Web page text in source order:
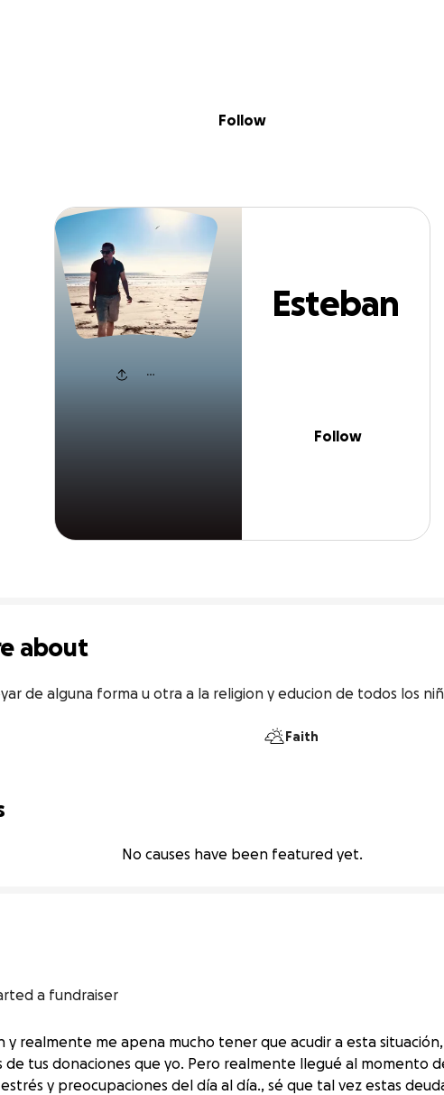
Esteban Garcia
Follow
Esteban
Follow
about
de alguna forma u otra a la religion y educion de todos los
Faith
No causes have been featured yet.
a fundraiser
y realmente me apena mucho tener que acudir a esta
de tus donaciones que yo. Pero realmente llegué al momento
y preocupaciones del día al día., sé que tal vez estas